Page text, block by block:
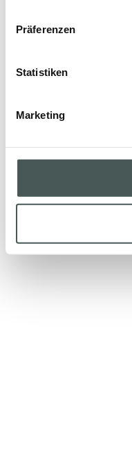
Präferenzen
Statistiken
Marketing